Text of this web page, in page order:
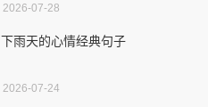
2026-07-28
下雨天的心情经典句子
2026-07-24